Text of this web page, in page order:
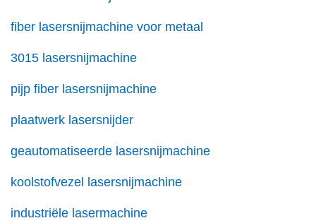
fiber lasersnijmachine voor metaal
3015 lasersnijmachine
pijp fiber lasersnijmachine
plaatwerk lasersnijder
geautomatiseerde lasersnijmachine
koolstofvezel lasersnijmachine
industriële lasermachine